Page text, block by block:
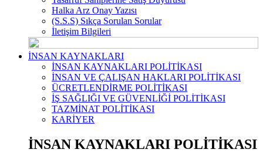
Halka Arz Onay Yazısı
(S.S.S) Sıkça Sorulan Sorular
İletişim Bilgileri
İNSAN KAYNAKLARI
İNSAN KAYNAKLARI POLİTİKASI
İNSAN VE ÇALIŞAN HAKLARI POLİTİKASI
ÜCRETLENDİRME POLİTİKASI
İŞ SAĞLIĞI VE GÜVENLİĞİ POLİTİKASI
TAZMİNAT POLİTİKASI
KARİYER
İNSAN KAYNAKLARI POLİTİKASI